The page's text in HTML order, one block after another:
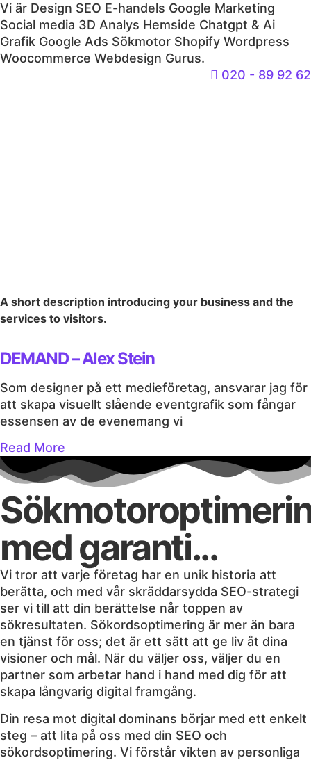
Vi är Design SEO E-handels Google Marketing
Social media 3D Analys Hemside Chatgpt & Ai
Grafik Google Ads Sökmotor Shopify Wordpress
Woocommerce Webdesign Gurus.
020 - 89 92 62
A short description introducing your business and the
services to visitors.
DEMAND – Alex Stein
Som designer på ett medieföretag, ansvarar jag för
att skapa visuellt slående eventgrafik som fångar
essensen av de evenemang vi
Read More
med garanti...
Vi tror att varje företag har en unik historia att
berätta, och med vår skräddarsydda SEO-strategi
ser vi till att din berättelse når toppen av
sökresultaten. Sökordsoptimering är mer än bara
en tjänst för oss; det är ett sätt att ge liv åt dina
visioner och mål. När du väljer oss, väljer du en
partner som arbetar hand i hand med dig för att
skapa långvarig digital framgång.
Din resa mot digital dominans börjar med ett enkelt
steg – att lita på oss med din SEO och
sökordsoptimering. Vi förstår vikten av personliga